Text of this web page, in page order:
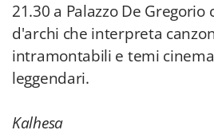
21.30 a Palazzo De
d'archi che interpreta
intramontabili e temi
leggendari.
Kalhesa